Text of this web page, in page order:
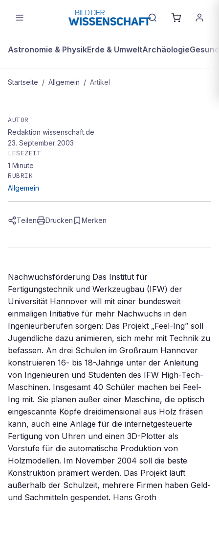
Astronomie & PhysikErde & UmweltArchäologie
Startseite / Allgemein / Artikel
Fühlen wie ein Ingenieur
AUTOR
Redaktion wissenschaft.de
23. September 2003
LESEZEIT
1 Minute
RUBRIK
Allgemein
Teilen Drucken Merken
Nachwuchsförderung Das Institut für
Fertigungstechnik und Werkzeugbau (IFW) der
Universität Hannover will mit einer bundesweit
einmaligen Initiative für mehr Nachwuchs in den
Ingenieurberufen sorgen: Das Projekt „Feel-Ing” soll
Jugendliche dazu animieren, sich mehr mit Technik zu
befassen. An drei Schulen im Großraum Hannover
konstruieren 16- bis 18-Jährige unter der Anleitung
von Ingenieuren und Studenten des IFW High-Tech-
Maschinen. Insgesamt 40 Schüler machen bei Feel-
Ing mit. Sie planen außer einer Maschine, die optisch
eingescannte Köpfe dreidimensional aus Holz fräsen
kann, auch eine Anlage für die internetgesteuerte
Fertigung von Uhren und einen 3D-Plotter als
Vorstufe für die automatische Produktion von
Holzmodellen. Im November 2004 soll die beste
Konstruktion prämiert werden. Das Projekt läuft
außerhalb der Schulzeit, mehrere Firmen haben Geld-
und Sachmitteln gespendet. Hans Groth